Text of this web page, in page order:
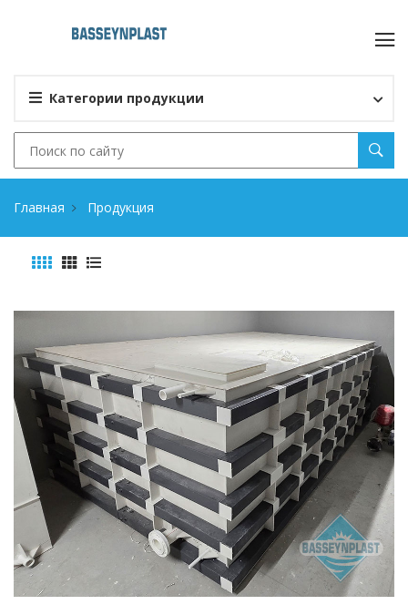
Категории продукции
Главная Продукция